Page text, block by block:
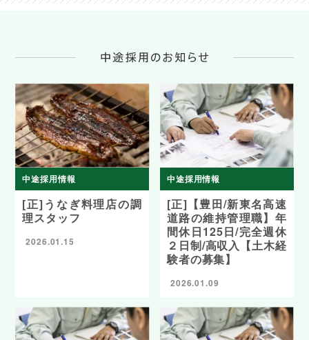
中途採用情報
[正]うなぎ料理店の調
理スタッフ
2026.01.15
中途採用情報
[正]【豊田/新東名高速
道路の維持管理職】年
間休日125日/完全週休
２日制/高収入【土木経
験者の募集】
2026.01.09